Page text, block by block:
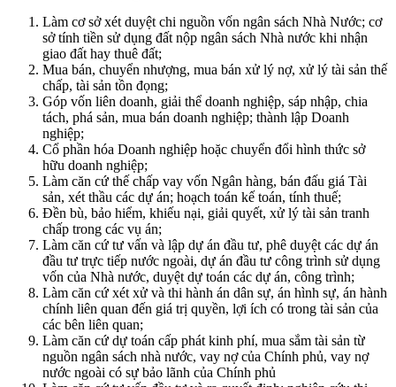
Làm cơ sở xét duyệt chi nguồn vốn ngân sách Nhà Nước; cơ
sở tính tiền sử dụng đất nộp ngân sách Nhà nước khi nhận
giao đất hay thuê đất;
Mua bán, chuyển nhượng, mua bán xử lý nợ, xử lý tài sản thế
chấp, tài sản tồn đọng;
Góp vốn liên doanh, giải thể doanh nghiệp, sáp nhập, chia
tách, phá sản, mua bán doanh nghiệp; thành lập Doanh
nghiệp;
Cổ phần hóa Doanh nghiệp hoặc chuyển đổi hình thức sở
hữu doanh nghiệp;
Làm căn cứ thế chấp vay vốn Ngân hàng, bán đấu giá Tài
sản, xét thầu các dự án; hoạch toán kế toán, tính thuế;
Đền bù, bảo hiểm, khiếu nại, giải quyết, xử lý tài sản tranh
chấp trong các vụ án;
Làm căn cứ tư vấn và lập dự án đầu tư, phê duyệt các dự án
đầu tư trực tiếp nước ngoài, dự án đầu tư công trình sử dụng
vốn của Nhà nước, duyệt dự toán các dự án, công trình;
Làm căn cứ xét xử và thi hành án dân sự, án hình sự, án hành
chính liên quan đến giá trị quyền, lợi ích có trong tài sản của
các bên liên quan;
Làm căn cứ dự toán cấp phát kinh phí, mua sắm tài sản từ
nguồn ngân sách nhà nước, vay nợ của Chính phủ, vay nợ
nước ngoài có sự bảo lãnh của Chính phủ